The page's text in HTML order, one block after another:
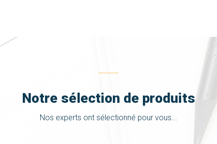
Notre sélection de produits
Nos experts ont sélectionné pour vous...